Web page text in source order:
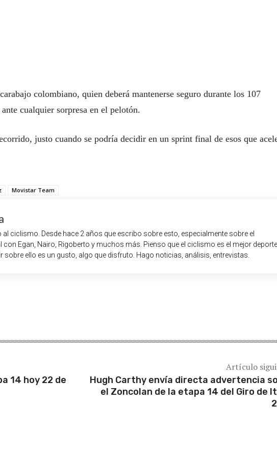
colombiano, quien deberá mantenerse seguro durante los 107
cualquier sorpresa en el pelotón.
justo cuando se podría decidir en un sprint final de esos que
Movistar Team
ciclismo. Desde hace 2 años que escribo sobre esto, especialmente sobre el
Egan, Nairo, Rigoberto y muchos más. Pienso que el ciclismo es el mejor deporte
sobre ello es un gusto, algo que disfruto. Hago noticias, análisis, entrevistas.
14 hoy 22 de
Artículo
Hugh Carthy envía directa advertencia
el Zoncolan de la etapa 14 del Giro de